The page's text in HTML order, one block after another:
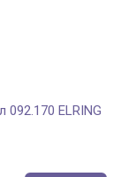
092.170 ELRING